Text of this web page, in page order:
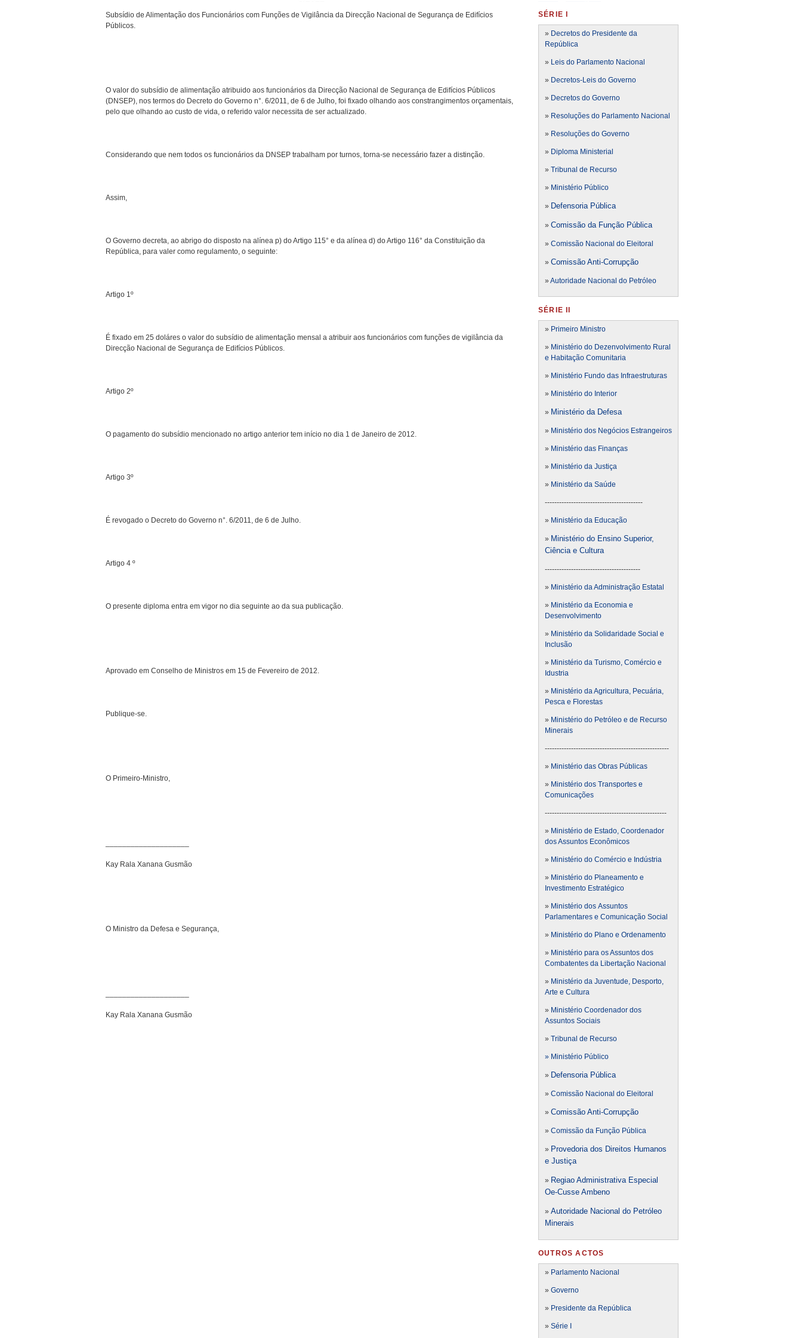
Subsídio de Alimentação dos Funcionários com Funções de Vigilância da Direcção Nacional de Segurança de Edifícios
Públicos.
O valor do subsídio de alimentação atribuido aos funcionários da Direcção Nacional de Segurança de Edifícios Públicos
(DNSEP), nos termos do Decreto do Governo n°. 6/2011, de 6 de Julho, foi fixado olhando aos constrangimentos orçamentais,
pelo que olhando ao custo de vida, o referido valor necessita de ser actualizado.
Considerando que nem todos os funcionários da DNSEP trabalham por turnos, torna-se necessário fazer a distinção.
Assim,
O Governo decreta, ao abrigo do disposto na alínea p) do Artigo 115° e da alínea d) do Artigo 116° da Constituição da
República, para valer como regulamento, o seguinte:
Artigo 1º
É fixado em 25 doláres o valor do subsídio de alimentação mensal a atribuir aos funcionários com funções de vigilância da
Direcção Nacional de Segurança de Edifícios Públicos.
Artigo 2º
O pagamento do subsídio mencionado no artigo anterior tem início no dia 1 de Janeiro de 2012.
Artigo 3º
É revogado o Decreto do Governo n°. 6/2011, de 6 de Julho.
Artigo 4 º
O presente diploma entra em vigor no dia seguinte ao da sua publicação.
Aprovado em Conselho de Ministros em 15 de Fevereiro de 2012.
Publique-se.
O Primeiro-Ministro,
Kay Rala Xanana Gusmão
O Ministro da Defesa e Segurança,
Kay Rala Xanana Gusmão
SÉRIE I
» Decretos do Presidente da
República
» Leis do Parlamento Nacional
» Decretos-Leis do Governo
» Decretos do Governo
» Resoluções do Parlamento Nacional
» Resoluções do Governo
» Diploma Ministerial
» Tribunal de Recurso
» Ministério Público
» Defensoria Pública
» Comissão da Função Pública
» Comissão Nacional do Eleitoral
» Comissão Anti-Corrupção
» Autoridade Nacional do Petróleo
SÉRIE II
» Primeiro Ministro
» Ministério do Dezenvolvimento Rural
e Habitação Comunitaria
» Ministério Fundo das Infraestruturas
» Ministério do Interior
» Ministério da Defesa
» Ministério dos Negócios Estrangeiros
» Ministério das Finanças
» Ministério da Justiça
» Ministério da Saúde
-----------------------------------------
» Ministério da Educação
» Ministério do Ensino Superior,
Ciência e Cultura
----------------------------------------
» Ministério da Administração Estatal
» Ministério da Economia e
Desenvolvimento
» Ministério da Solidaridade Social e
Inclusão
» Ministério da Turismo, Comércio e
Idustria
» Ministério da Agricultura, Pecuária,
Pesca e Florestas
» Ministério do Petróleo e de Recurso
Minerais
----------------------------------------------------
» Ministério das Obras Públicas
» Ministério dos Transportes e
Comunicações
---------------------------------------------------
» Ministério de Estado, Coordenador
dos Assuntos Econômicos
» Ministério do Comércio e Indústria
» Ministério do Planeamento e
Investimento Estratégico
» Ministério dos Assuntos
Parlamentares e Comunicação Social
» Ministério do Plano e Ordenamento
» Ministério para os Assuntos dos
Combatentes da Libertação Nacional
» Ministério da Juventude, Desporto,
Arte e Cultura
» Ministério Coordenador dos
Assuntos Sociais
» Tribunal de Recurso
» Ministério Público
» Defensoria Pública
» Comissão Nacional do Eleitoral
» Comissão Anti-Corrupção
» Comissão da Função Pública
» Provedoria dos Direitos Humanos
e Justiça
» Regiao Administrativa Especial
Oe-Cusse Ambeno
» Autoridade Nacional do Petróleo
Minerais
OUTROS ACTOS
» Parlamento Nacional
» Governo
» Presidente da República
» Série I